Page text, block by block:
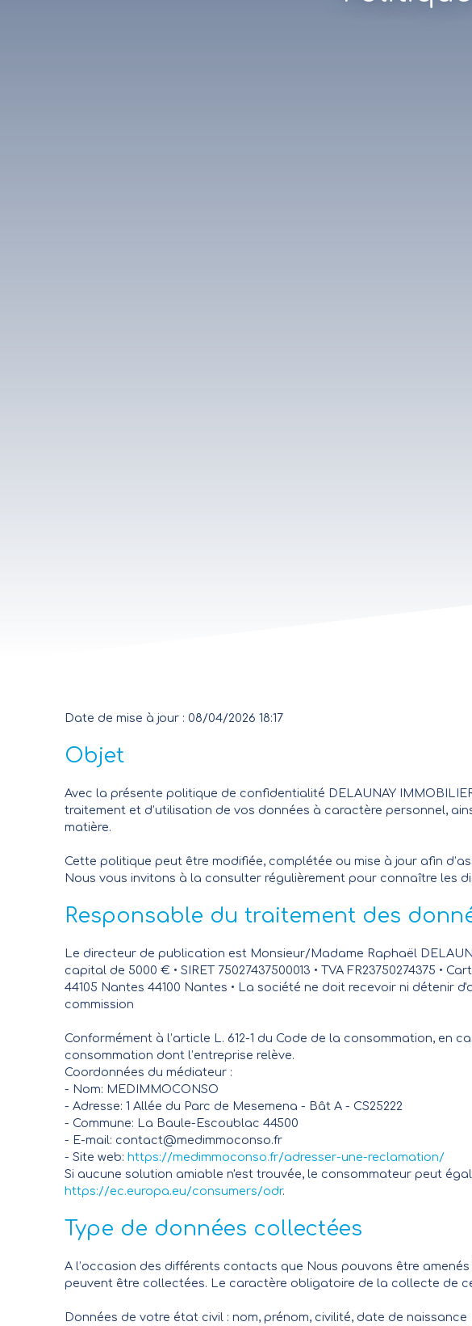
Date de mise à jour : 08/04/2026 18:17
Objet
Avec la présente politique de confidentialité DELAUNAY
traitement et d’utilisation de vos données à caractère personnel,
matière.
Cette politique peut être modifiée, complétée ou mise à jour afin
Nous vous invitons à la consulter régulièrement pour connaître les
Responsable du traitement des
Le directeur de publication est Monsieur/Madame Raphaël
capital de 5000 € • SIRET 75027437500013 • TVA FR23750274375 •
44105 Nantes 44100 Nantes • La société ne doit recevoir ni détenir
commission
Conformément à l’article L. 612-1 du Code de la consommation,
consommation dont l’entreprise relève.
Coordonnées du médiateur :
- Nom: MEDIMMOCONSO
- Adresse: 1 Allée du Parc de Mesemena - Bât A - CS25222
- Commune: La Baule-Escoublac 44500
- E-mail: contact@medimmoconso.fr
- Site web: https://medimmoconso.fr/adresser-une-reclamation/
Si aucune solution amiable n'est trouvée, le consommateur peut
https://ec.europa.eu/consumers/odr.
Type de données collectées
A l’occasion des différents contacts que Nous pouvons être
peuvent être collectées. Le caractère obligatoire de la collecte de
Données de votre état civil : nom, prénom, civilité, date de naissance